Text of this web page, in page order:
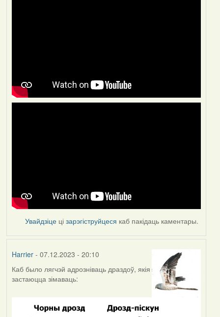
Увайдзіце цізарэгіструйцеся каб пакідаць каментары.
Harrier- 07.12.2023 - 20:10
Каб было лягчэй адрозніваць драздоў, якія
застаюцца зімаваць: